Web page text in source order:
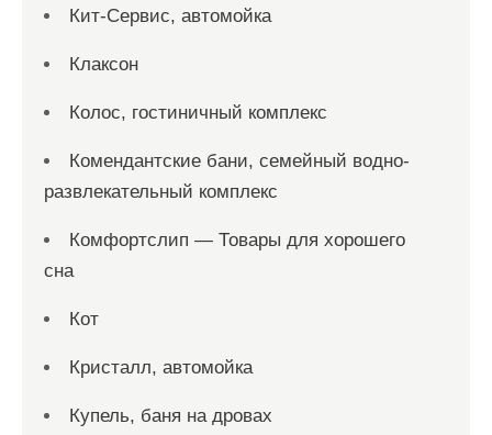
Кит-Сервис, автомойка
Клаксон
Колос, гостиничный комплекс
Комендантские бани, семейный водно-
развлекательный комплекс
Комфортслип — Товары для хорошего
сна
Кот
Кристалл, автомойка
Купель, баня на дровах